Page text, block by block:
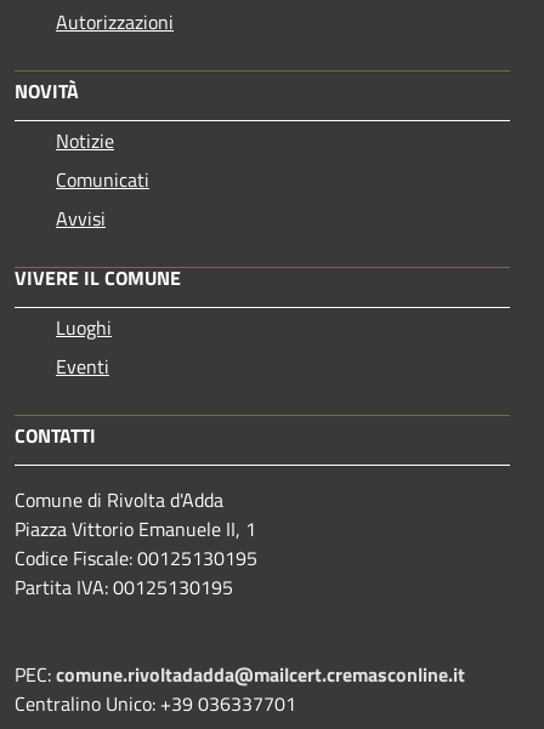
Autorizzazioni
NOVITÀ
Notizie
Comunicati
Avvisi
VIVERE IL COMUNE
Luoghi
Eventi
CONTATTI
Comune di Rivolta d'Adda
Piazza Vittorio Emanuele II, 1
Codice Fiscale: 00125130195
Partita IVA: 00125130195
PEC:comune.rivoltadadda@mailcert.cremasconline.it
Centralino Unico: +39 036337701